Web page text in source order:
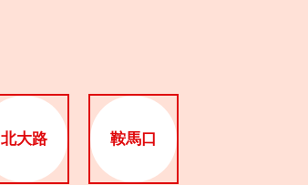
北大路 鞍馬口